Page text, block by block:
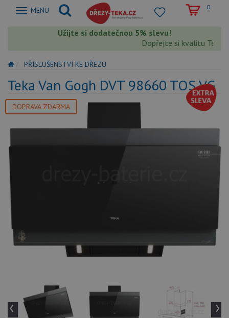
Zobrazit
MENU 0
Užijte si dodatečnou 5% slevu!
Dopřejte si kvalitu Teka
PŘÍSLUŠENSTVÍ KE DŘEZU
Teka Van Gogh DVT 98660 TOS VG
DOPRAVA ZDARMA
‹ ›